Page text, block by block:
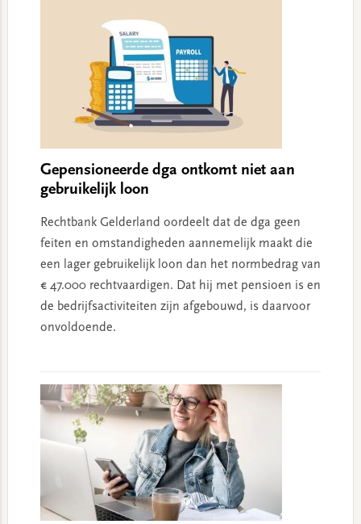
Gepensioneerde dga ontkomt niet aan
gebruikelijk loon
Rechtbank Gelderland oordeelt dat de dga geen
feiten en omstandigheden aannemelijk maakt die
een lager gebruikelijk loon dan het normbedrag van
€ 47.000 rechtvaardigen. Dat hij met pensioen is en
de bedrijfsactiviteiten zijn afgebouwd, is daarvoor
onvoldoende.